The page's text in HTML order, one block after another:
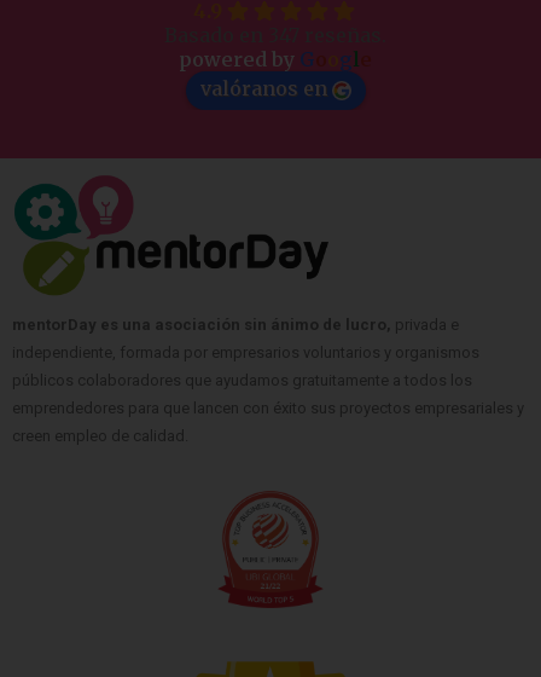
powered by G gl
valóranos en
mentorDay es una asociación sin ánimo de lucro, privada e
independiente, formada por empresarios voluntarios y organismos
públicos colaboradores que ayudamos gratuitamente a todos los
emprendedores para que lancen con éxito sus proyectos empresariales y
creen empleo de calidad.